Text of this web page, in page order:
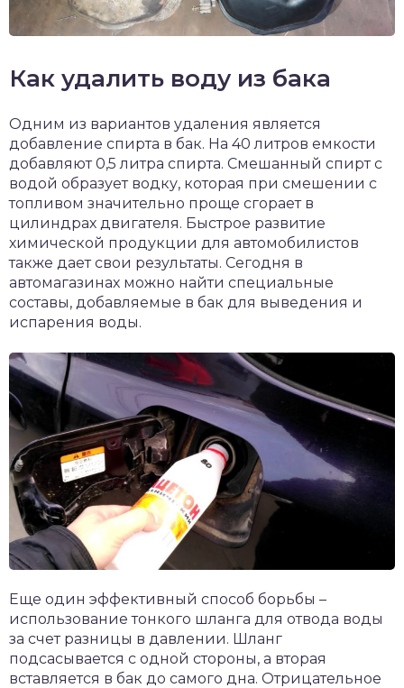
Как удалить воду из бака
Одним из вариантов удаления является
добавление спирта в бак. На 40 литров емкости
добавляют 0,5 литра спирта. Смешанный спирт с
водой образует водку, которая при смешении с
топливом значительно проще сгорает в
цилиндрах двигателя. Быстрое развитие
химической продукции для автомобилистов
также дает свои результаты. Сегодня в
автомагазинах можно найти специальные
составы, добавляемые в бак для выведения и
испарения воды.
Еще один эффективный способ борьбы –
использование тонкого шланга для отвода воды
за счет разницы в давлении. Шланг
подсасывается с одной стороны, а вторая
вставляется в бак до самого дна. Отрицательное